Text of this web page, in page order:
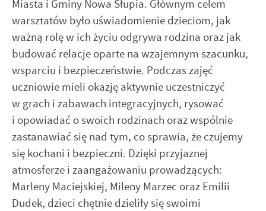
Miasta i Gminy Nowa Słupia. Głównym celem
warsztatów było uświadomienie dzieciom, jak
ważną rolę w ich życiu odgrywa rodzina oraz jak
budować relacje oparte na wzajemnym szacunku,
wsparciu i bezpieczeństwie. Podczas zajęć
uczniowie mieli okazję aktywnie uczestniczyć
w grach i zabawach integracyjnych, rysować
i opowiadać o swoich rodzinach oraz wspólnie
zastanawiać się nad tym, co sprawia, że czujemy
się kochani i bezpieczni. Dzięki przyjaznej
atmosferze i zaangażowaniu prowadzących:
Marleny Maciejskiej, Mileny Marzec oraz Emilii
Dudek, dzieci chętnie dzieliły się swoimi
Twoich zwyczajów dotyczących przeglądanej witryny
internetowej. Treści promocyjne mogą pojawić się na
stronach podmiotów trzecich lub firm będących naszymi
partnerami oraz innych dostawców usług. Firmy te działają
w charakterze pośredników prezentujących nasze treści w
postaci wiadomości, ofert, komunikatów mediów
społecznościowych.